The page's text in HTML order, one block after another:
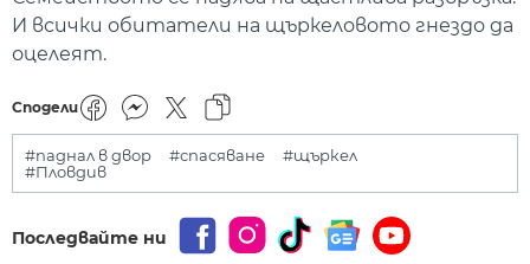
И всички обитатели на щъркеловото гнездо да
оцелеят.
Сподели
#паднал в двор #спасяване
#щъркел
#Пловдив
Последвайте ни